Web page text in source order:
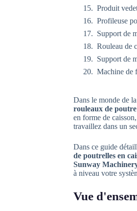
Produit
Profileuse
Support de
Rouleau de
Support de
Machine de
Dans le monde de
rouleaux de poutre
en forme de
travaillez dans un
Dans ce guide
de poutrelles en
Sunway
à niveau votre
Vue